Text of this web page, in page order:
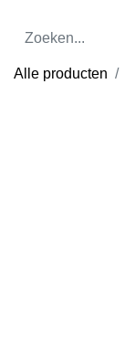
Alle producten